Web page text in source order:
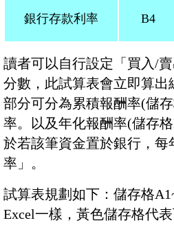
銀行存款利率 B4
讀者可以自行設定「買入/
分數，此試算表會立即算出
部分可分為累積報酬率(儲
率。以及年化報酬率(儲存
於若該筆資金置於銀行，每
率」。
試算表規劃如下：儲存格
Excel一樣，黃色儲存格代表